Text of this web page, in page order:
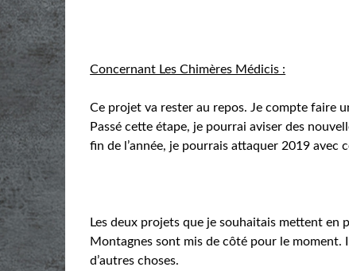
Concernant Les Chimères Médicis :
Ce projet va rester au repos. Je compte faire
Passé cette étape, je pourrai aviser des
fin de l’année, je pourrais attaquer 2019 avec
Les deux projets que je souhaitais mettent en
Montagnes sont mis de côté pour le moment.
d’autres choses.